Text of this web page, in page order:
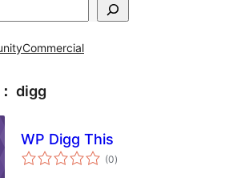
Commercial
digg
WP Digg This
(0总
评)